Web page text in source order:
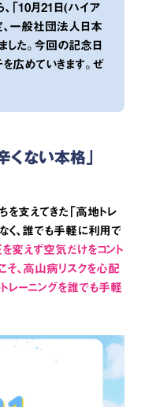
「10月21日(ハイア
、一般社団法人日本
た。今回の記念日
広めていきます。ぜ
ない本格」
を支えてきた「高地トレ
く、誰でも手軽に利用で
変えず空気だけをコント
そ、高山病リスクを心配
トレーニングを誰でも手軽